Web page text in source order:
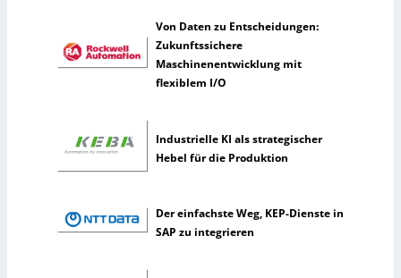
l
i
I
n
l
l
Von Daten zu Entscheidungen:
Zukunftssichere
Maschinenentwicklung mit
flexiblem I/O
Industrielle KI als strategischer
Hebel für die Produktion
Der einfachste Weg, KEP-Dienste in
SAP zu integrieren